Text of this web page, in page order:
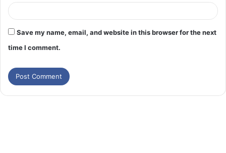
Save my name, email, and website in this browser for the next
time I comment.